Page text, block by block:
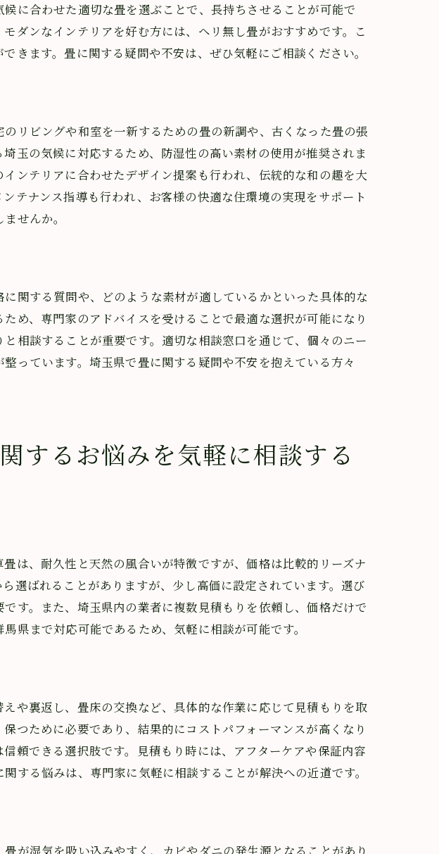
トを詳しく解説
技術でサポートします
談できる窓口のご紹介
性
に合わせた適切な畳を選ぶことで、長持ちさせることが可能で
ダンなインテリアを好む方には、ヘリ無し畳がおすすめです。こ
きます。畳に関する疑問や不安は、ぜひ気軽にご相談ください。
リビングや和室を一新するための畳の新調や、古くなった畳の張
玉の気候に対応するため、防湿性の高い素材の使用が推奨されま
ンテリアに合わせたデザイン提案も行われ、伝統的な和の趣を大
テナンス指導も行われ、お客様の快適な住環境の実現をサポート
せんか。
関する質問や、どのような素材が適しているかといった具体的な
め、専門家のアドバイスを受けることで最適な選択が可能になり
相談することが重要です。適切な相談窓口を通じて、個々のニー
っています。埼玉県で畳に関する疑問や不安を抱えている方々
するお悩みを気軽に相談する
は、耐久性と天然の風合いが特徴ですが、価格は比較的リーズナ
選ばれることがありますが、少し高価に設定されています。選び
す。また、埼玉県内の業者に複数見積もりを依頼し、価格だけで
県まで対応可能であるため、気軽に相談が可能です。
や裏返し、畳床の交換など、具体的な作業に応じて見積もりを取
つために必要であり、結果的にコストパフォーマンスが高くなり
頼できる選択肢です。見積もり時には、アフターケアや保証内容
する悩みは、専門家に気軽に相談することが解決への近道です。
が湿気を吸い込みやすく、カビやダニの発生源となることがあり